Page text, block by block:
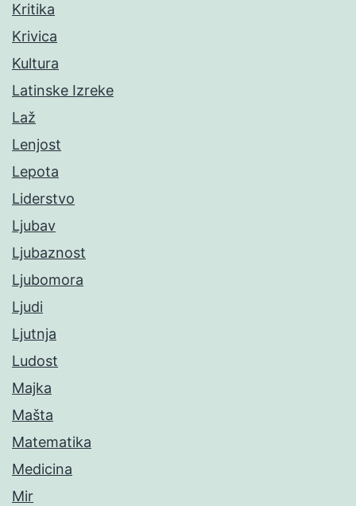
Kritika
Krivica
Kultura
Latinske Izreke
Laž
Lenjost
Lepota
Liderstvo
Ljubav
Ljubaznost
Ljubomora
Ljudi
Ljutnja
Ludost
Majka
Mašta
Matematika
Medicina
Mir